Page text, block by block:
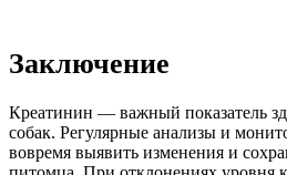
Заключение
Креатинин — важный показатель
собак. Регулярные анализы и
вовремя выявить изменения и